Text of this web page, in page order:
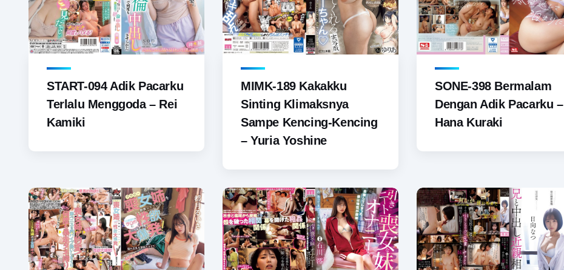
START-094 Adik Pacarku
Terlalu Menggoda – Rei
Kamiki
MIMK-189 Kakakku
Sinting Klimaksnya
Sampe Kencing-Kencing
– Yuria Yoshine
SONE-398 Bermalam
Dengan Adik Pacarku –
Hana Kuraki